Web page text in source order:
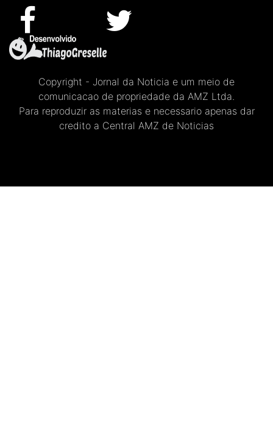
Copyright - Jornal da Noticia e um meio de
comunicacao de propriedade da AMZ Ltda.
Para reproduzir as materias e necessario apenas dar
credito a Central AMZ de Noticias